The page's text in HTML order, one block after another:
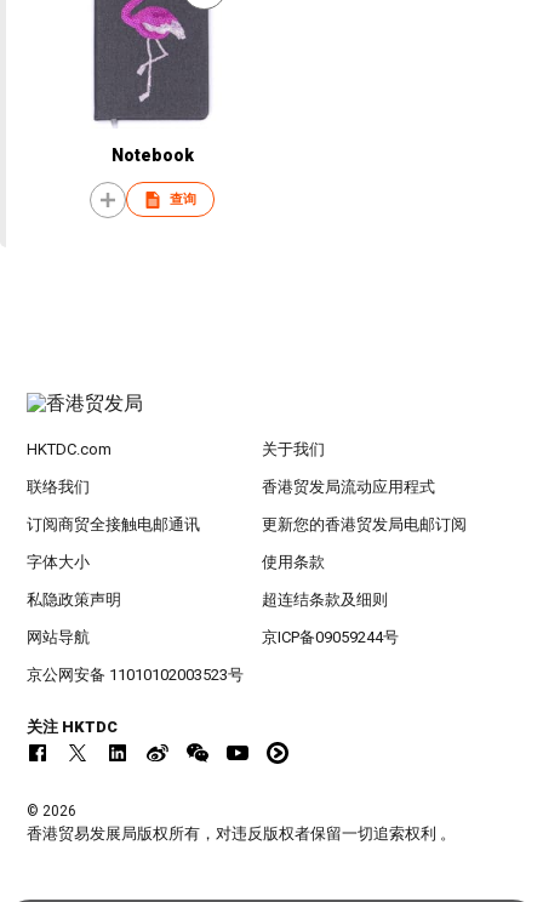
Notebook
查询
HKTDC.com 关于我们
联络我们 香港贸发局流动应用程式
订阅商贸全接触电邮通讯 更新您的香港贸发局电邮订阅
字体大小 使用条款
私隐政策声明 超连结条款及细则
网站导航 京ICP备09059244号
京公网安备 11010102003523号
关注 HKTDC
© 2026
香港贸易发展局版权所有，对违反版权者保留一切追索权利 。